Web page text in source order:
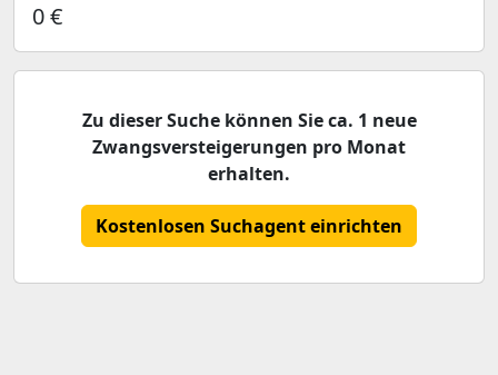
0 €
Zu dieser Suche können Sie ca. 1 neue
Zwangsversteigerungen pro Monat
erhalten.
Kostenlosen Suchagent einrichten